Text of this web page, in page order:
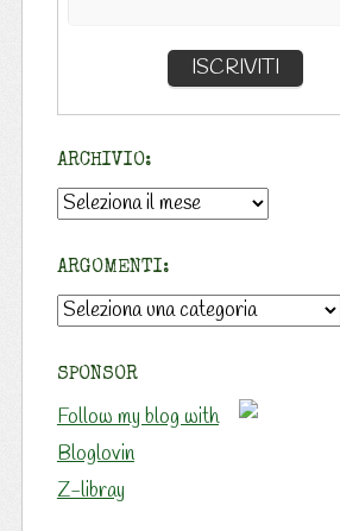
ARCHIVIO:
Archivio:
ARGOMENTI:
Argomenti:
SPONSOR
Follow my blog with
Bloglovin
Z-libray